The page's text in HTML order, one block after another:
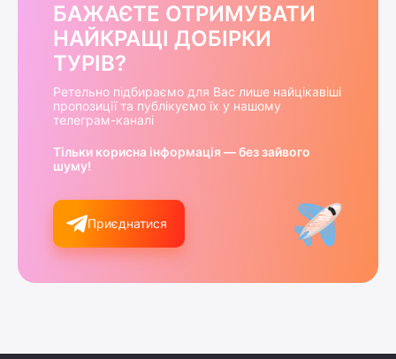
БАЖАЄТЕ ОТРИМУВАТИ
НАЙКРАЩІ ДОБІРКИ
ТУРІВ?
Ретельно підбираємо для Вас лише найцікавіші
пропозиції та публікуємо їх у нашому
телеграм-каналі
Тільки корисна інформація — без зайвого
шуму!
Приєднатися